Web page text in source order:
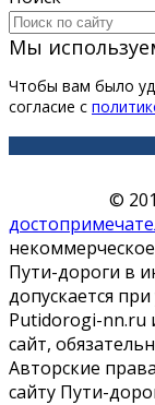
Мы
Чтобы вам было
согласие с
©
Пути-дороги в
допускается
Putidorogi-nn.ru
сайт,
Авторские
сайту Пути-